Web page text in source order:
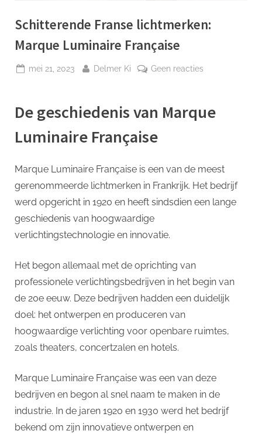
Schitterende Franse lichtmerken:
Marque Luminaire Française
Geplaatst
mei 21, 2023 Door
Delmer Ki Geen reactiesop
lichtmerken:
De geschiedenis van Marque
Luminaire Française
Marque Luminaire Française is een van de meest
gerenommeerde lichtmerken in Frankrijk. Het bedrijf
werd opgericht in 1920 en heeft sindsdien een lange
geschiedenis van hoogwaardige
verlichtingstechnologie en innovatie.
Het begon allemaal met de oprichting van
professionele verlichtingsbedrijven in het begin van
de 20e eeuw. Deze bedrijven hadden een duidelijk
doel: het ontwerpen en produceren van
hoogwaardige verlichting voor openbare ruimtes,
zoals theaters, concertzalen en hotels.
Marque Luminaire Française was een van deze
bedrijven en begon al snel naam te maken in de
industrie. In de jaren 1920 en 1930 werd het bedrijf
bekend om zijn innovatieve ontwerpen en